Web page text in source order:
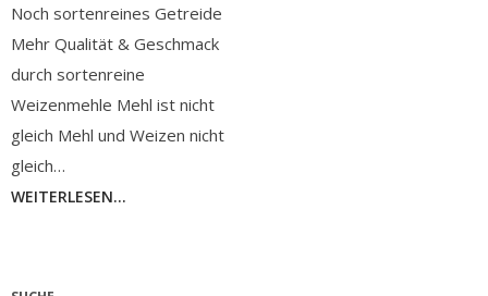
Noch sortenreines Getreide
Mehr Qualität & Geschmack
durch sortenreine
Weizenmehle Mehl ist nicht
gleich Mehl und Weizen nicht
gleich…
WEITERLESEN...